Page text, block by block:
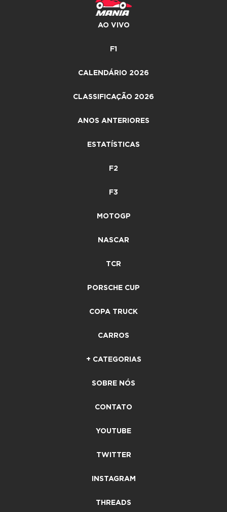
AO VIVO
F1
CALENDÁRIO 2026
CLASSIFICAÇÃO 2026
ANOS ANTERIORES
ESTATÍSTICAS
F2
F3
MOTOGP
NASCAR
TCR
PORSCHE CUP
COPA TRUCK
CARROS
+ CATEGORIAS
SOBRE NÓS
CONTATO
YOUTUBE
TWITTER
INSTAGRAM
THREADS